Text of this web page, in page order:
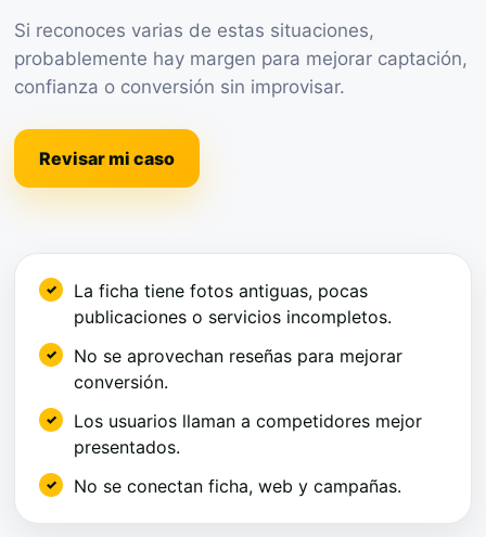
Si reconoces varias de estas situaciones,
probablemente hay margen para mejorar captación,
confianza o conversión sin improvisar.
Revisar mi caso
La ficha tiene fotos antiguas, pocas
publicaciones o servicios incompletos.
No se aprovechan reseñas para mejorar
conversión.
Los usuarios llaman a competidores mejor
presentados.
No se conectan ficha, web y campañas.